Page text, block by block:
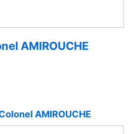
AMIROUCHE
AMIROUCHE